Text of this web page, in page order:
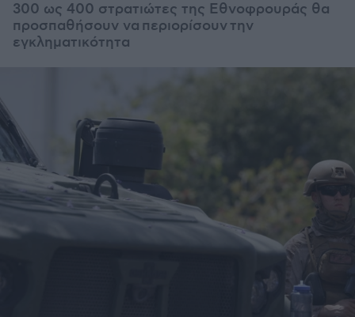
300 ως 400 στρατιώτες της Εθνοφρουράς θα
προσπαθήσουν να περιορίσουν την
εγκληματικότητα